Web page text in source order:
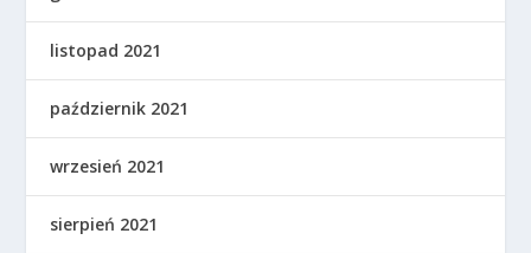
listopad 2021
październik 2021
wrzesień 2021
sierpień 2021